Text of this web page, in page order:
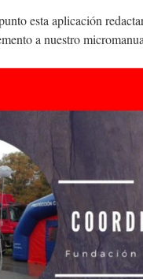
esta aplicación
a nuestro